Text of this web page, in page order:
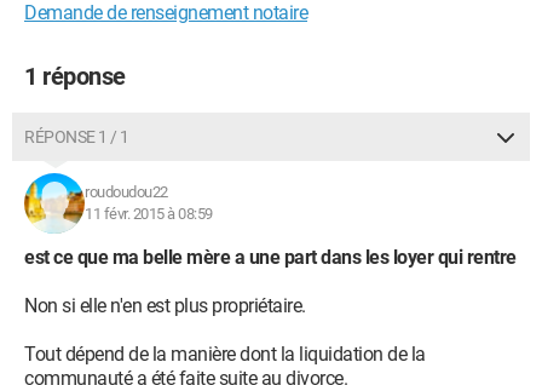
Demande de renseignement notaire
1 réponse
RÉPONSE 1 / 1
roudoudou22
11 févr. 2015 à 08:59
est ce que ma belle mère a une part dans les loyer qui rentre
Non si elle n'en est plus propriétaire.
Tout dépend de la manière dont la liquidation de la
communauté a été faite suite au divorce.